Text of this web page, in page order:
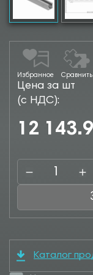
Избранное Сравнить
Цена за шт
(с НДС):
12
Каталог